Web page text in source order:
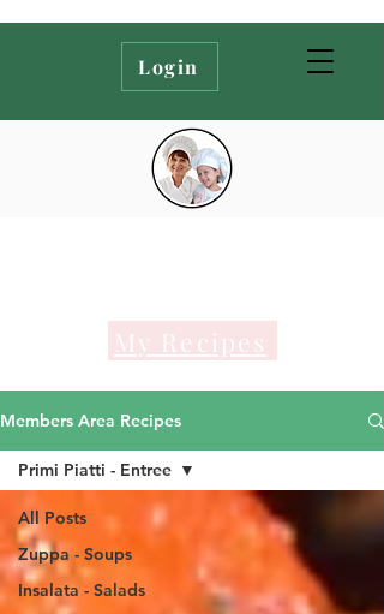
Login
My Recipes
Members Area Recipes
All Posts
Zuppa - Soups
Insalata - Salads
Primi Piatti - Entree